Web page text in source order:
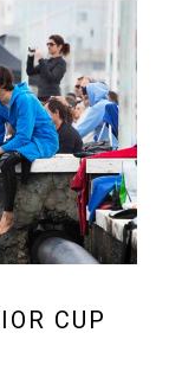
CUP